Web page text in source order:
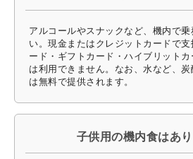
アルコールやスナックなど、機内で
い。現金またはクレジットカードで
ード・ギフトカード・ハイブリット
は利用できません。なお、水など、
は無料で提供されます。
子供用の機内食はあ